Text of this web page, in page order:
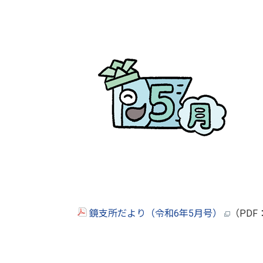
鏡支所だより（令和6年5月号） （